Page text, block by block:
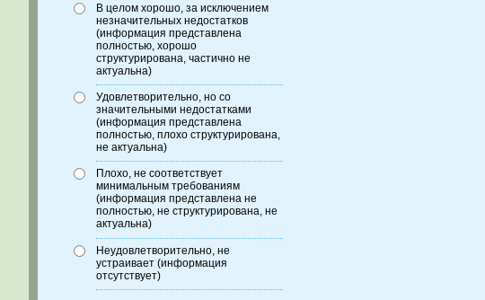
В целом хорошо, за исключением
незначительных недостатков
(информация представлена
полностью, хорошо
структурирована, частично не
актуальна)
Удовлетворительно, но со
значительными недостатками
(информация представлена
полностью, плохо структурирована,
не актуальна)
Плохо, не соответствует
минимальным требованиям
(информация представлена не
полностью, не структурирована, не
актуальна)
Неудовлетворительно, не
устраивает (информация
отсутствует)